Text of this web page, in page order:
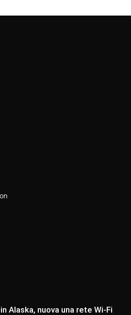
Alaska, nuova una rete Wi-Fi